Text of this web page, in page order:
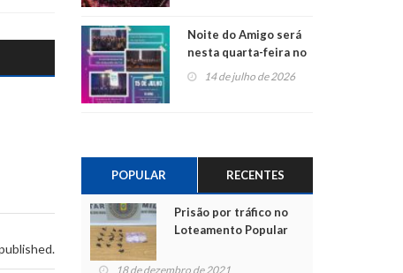
Noite do Amigo será
nesta quarta-feira no
Centro de Cultura de
14 de julho de 2026
POPULAR RECENTES
Prisão por tráfico no
Loteamento Popular
18 de dezembro de 2021